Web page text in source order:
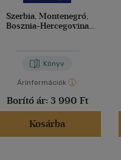
Szerbia, Montenegró,
Bosznia-Hercegovina
Könyv
Árinformációk
Borító ár: 3 990 Ft
Kosárba